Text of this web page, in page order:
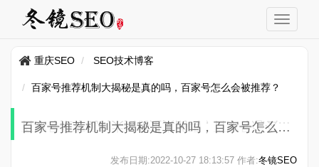
重庆SEO SEO技术博客
百家号推荐机制大揭秘是真的吗，百家号怎么会被推荐？
百家号推荐机制大揭秘是真的吗，百家号怎么会被推荐？
发布日期:2022-10-27 18:13:57 作者:冬镜SEO